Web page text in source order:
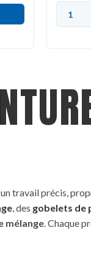
travail précis,
, des gobelets de
mélange. Chaque